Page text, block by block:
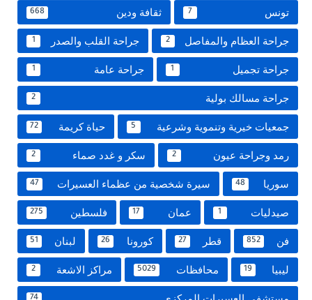
تونس 7 ثقافة ودين 668
جراحة العظام والمفاصل 2 جراحة القلب والصدر 1
جراحة تجميل 1 جراحة عامة 1
جراحة مسالك بولية 2
جمعيات خيرية وتنموية وشرعية 5 حياة كريمة 72
رمد وجراحة عيون 2 سكر و غدد صماء 2
سوريا 48 سيرة شخصية من عظماء العسيرات 47
صيدليات 1 عمان 17 فلسطين 275
فن 852 قطر 27 كورونا 26 لبنان 51
ليبيا 19 محافظات 5029 مراكز الاشعة 2